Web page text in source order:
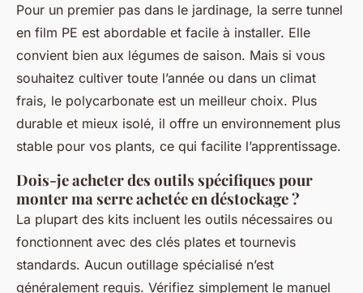
Pour un premier pas dans le jardinage, la serre tunnel
en film PE est abordable et facile à installer. Elle
convient bien aux légumes de saison. Mais si vous
souhaitez cultiver toute l’année ou dans un climat
frais, le polycarbonate est un meilleur choix. Plus
durable et mieux isolé, il offre un environnement plus
stable pour vos plants, ce qui facilite l’apprentissage.
Dois-je acheter des outils spécifiques pour
monter ma serre achetée en déstockage ?
La plupart des kits incluent les outils nécessaires ou
fonctionnent avec des clés plates et tournevis
standards. Aucun outillage spécialisé n’est
généralement requis. Vérifiez simplement le manuel